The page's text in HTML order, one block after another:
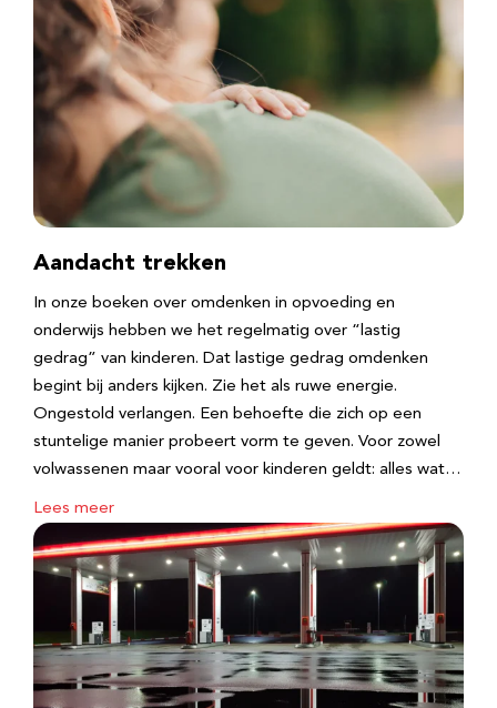
Aandacht trekken
In onze boeken over omdenken in opvoeding en
onderwijs hebben we het regelmatig over “lastig
gedrag” van kinderen. Dat lastige gedrag omdenken
begint bij anders kijken. Zie het als ruwe energie.
Ongestold verlangen. Een behoefte die zich op een
stuntelige manier probeert vorm te geven. Voor zowel
volwassenen maar vooral voor kinderen geldt: alles wat…
Lees meer